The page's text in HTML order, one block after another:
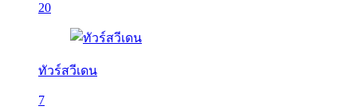
20
ทัวร์สวีเดน
7